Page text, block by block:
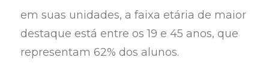
em suas unidades, a faixa etária de maior
destaque está entre os 19 e 45 anos, que
representam 62% dos alunos.